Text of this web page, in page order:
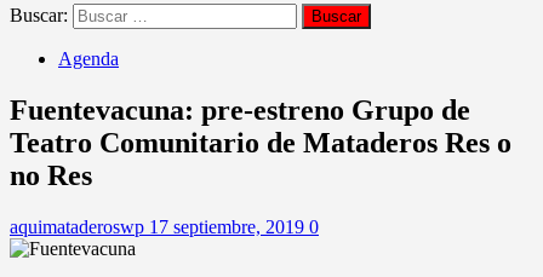
Buscar:
Agenda
Fuentevacuna: pre-estreno Grupo de
Teatro Comunitario de Mataderos Res o
no Res
aquimataderoswp 17 septiembre, 2019 0